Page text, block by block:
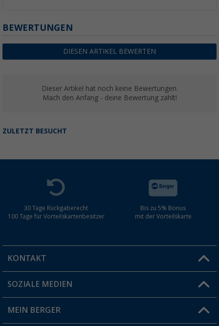
BEWERTUNGEN
DIESEN ARTIKEL BEWERTEN
Dieser Artikel hat noch keine Bewertungen.
Mach den Anfang - deine Bewertung zählt!
ZULETZT BESUCHT
30 Tage Rückgaberecht
100 Tage für Vorteilskartenbesitzer
Bis zu 5% Bonus
mit der Vorteilskarte
KONTAKT
Du hast eine Frage?
Filiale finden
SOZIALE MEDIEN
MEIN BERGER